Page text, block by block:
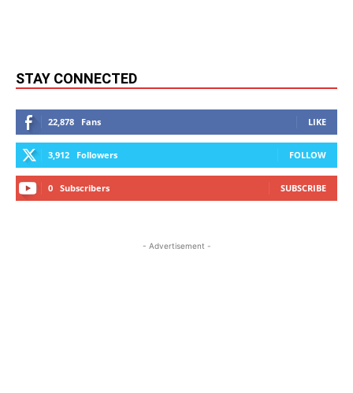
STAY CONNECTED
22,878 Fans LIKE
3,912 Followers FOLLOW
0 Subscribers SUBSCRIBE
- Advertisement -